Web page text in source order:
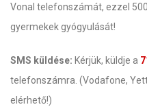
Vonal telefonszámát, ezzel
gyermekek gyógyulását!
SMS küldése: Kérjük, küldje a
telefonszámra. (Vodafone,
elérhető!)